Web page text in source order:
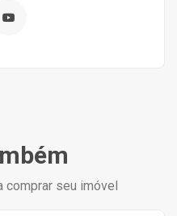
comprar seu imóvel